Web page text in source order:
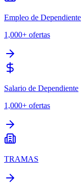
Empleo de Dependiente
1,000+ ofertas
Salario de Dependiente
1,000+ ofertas
TRAMAS